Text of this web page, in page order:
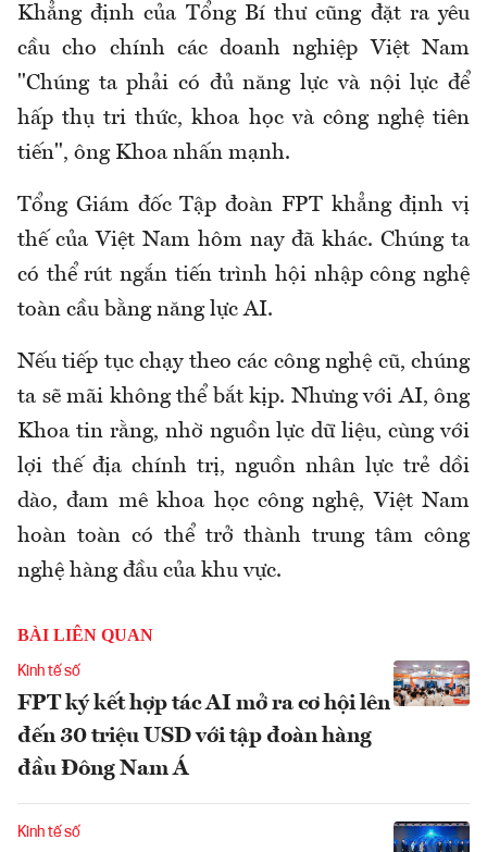
Khẳng định của Tổng Bí thư cũng đặt ra yêu
cầu cho chính các doanh nghiệp Việt Nam
"Chúng ta phải có đủ năng lực và nội lực để
hấp thụ tri thức, khoa học và công nghệ tiên
tiến", ông Khoa nhấn mạnh.
Tổng Giám đốc Tập đoàn FPT khẳng định vị
thế của Việt Nam hôm nay đã khác. Chúng ta
có thể rút ngắn tiến trình hội nhập công nghệ
toàn cầu bằng năng lực AI.
Nếu tiếp tục chạy theo các công nghệ cũ, chúng
ta sẽ mãi không thể bắt kịp. Nhưng với AI, ông
Khoa tin rằng, nhờ nguồn lực dữ liệu, cùng với
lợi thế địa chính trị, nguồn nhân lực trẻ dồi
dào, đam mê khoa học công nghệ, Việt Nam
hoàn toàn có thể trở thành trung tâm công
nghệ hàng đầu của khu vực.
BÀI LIÊN QUAN
Kinh tế số
FPT ký kết hợp tác AI mở ra cơ hội lên
đến 30 triệu USD với tập đoàn hàng
đầu Đông Nam Á
Kinh tế số